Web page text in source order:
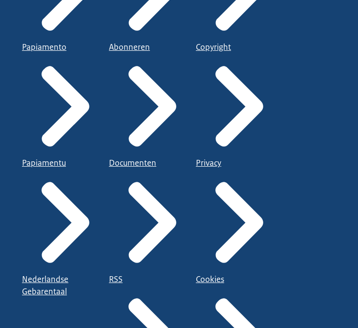
Papiamento
Papiamentu
Nederlandse
Gebarentaal
Abonneren
Documenten
RSS
Copyright
Privacy
Cookies